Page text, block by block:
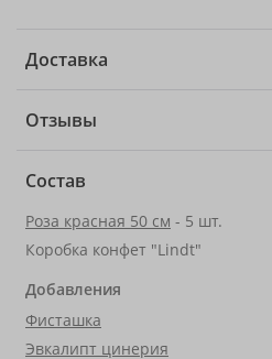
Доставка
Отзывы
Состав
Роза красная 50 см - 5 шт.
Коробка конфет "Lindt"
Добавления
Фисташка
Эвкалипт цинерия